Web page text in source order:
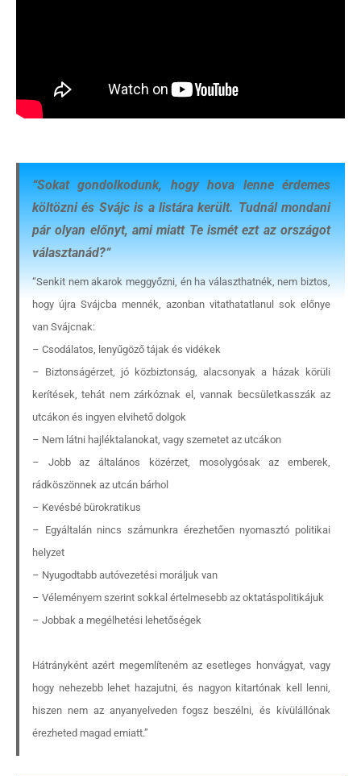
“Sokat gondolkodunk, hogy hova lenne érdemes
költözni és Svájc is a listára került. Tudnál mondani
pár olyan előnyt, ami miatt Te ismét ezt az országot
választanád?“
“Senkit nem akarok meggyőzni, én ha választhatnék, nem biztos,
hogy újra Svájcba mennék, azonban vitathatatlanul sok előnye
van Svájcnak:
– Csodálatos, lenyűgöző tájak és vidékek
– Biztonságérzet, jó közbiztonság, alacsonyak a házak körüli
kerítések, tehát nem zárkóznak el, vannak becsületkasszák az
utcákon és ingyen elvihető dolgok
– Nem látni hajléktalanokat, vagy szemetet az utcákon
– Jobb az általános közérzet, mosolygósak az emberek,
rádköszönnek az utcán bárhol
– Kevésbé bürokratikus
– Egyáltalán nincs számunkra érezhetően nyomasztó politikai
helyzet
– Nyugodtabb autóvezetési moráljuk van
– Véleményem szerint sokkal értelmesebb az oktatáspolitikájuk
– Jobbak a megélhetési lehetőségek
Hátrányként azért megemlíteném az esetleges honvágyat, vagy
hogy nehezebb lehet hazajutni, és nagyon kitartónak kell lenni,
hiszen nem az anyanyelveden fogsz beszélni, és kívülállónak
érezheted magad emiatt.”